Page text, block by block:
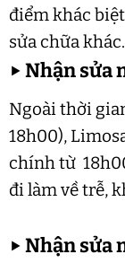
điểm khác
sửa chữa khác.
▶Nhận sửa
Ngoài thời
18h00),
chính từ
đi làm về trễ,
▶Nhận sửa